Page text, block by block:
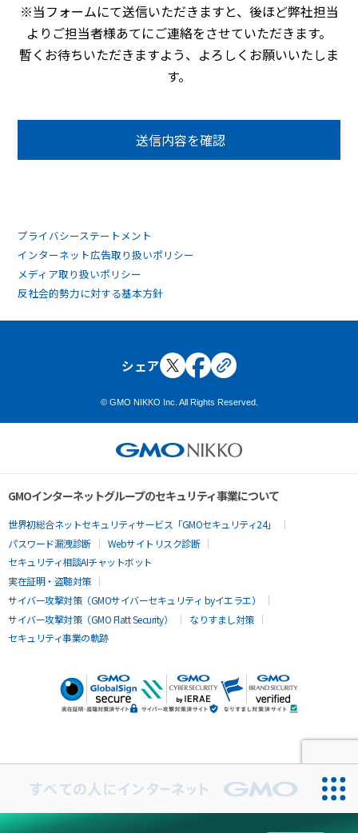
当社は事業運営上、前項利用目的の範囲に限って個
人情報を外部に委託することがあります。この場合、
個人情報保護水準の高い委託先を選定し、個人情報の
適正管理・機密保持についての契約を交わし、適切な
てご自身の個人情報の開示等（利用目的の通知、開
的な期間内に対応いたします。
【お問合せ窓口】
GMO NIKKO株式会社 個人情報問合せ窓口
〒150-0043 東京都渋谷区道玄坂1-2-3渋谷フクラス
6. 個人情報を提供されることの任意性について
ない場合、適切な対応ができない場合があります。
7. ご本人が容易に認識できない方法による取得及び暗
キー（Cookies）を使用することがあります。Cookie
は、お客さまが当社のサイトに再度訪問された際、よ
り便利に当サイトを閲覧していただくためのものであ
り、お客さま個人を特定する情報を取得するものでは
ありません。
※当フォームにて送信いただきますと、後ほど弊社担当
よりご担当者様あてにご連絡をさせていただきます。
暫くお待ちいただきますよう、よろしくお願いいたしま
す。
プライバシーステートメント
インターネット広告取り扱いポリシー
メディア取り扱いポリシー
反社会的勢力に対する基本方針
シェア
© GMO NIKKO Inc. All Rights Reserved.
GMOインターネットグループのセキュリティ事業について
世界初総合ネットセキュリティサービス「GMOセキュリティ24」
パスワード漏洩診断
Webサイトリスク診断
セキュリティ相談AIチャットボット
実在証明・盗聴対策
サイバー攻撃対策（GMOサイバーセキュリティ byイエラエ）
サイバー攻撃対策（GMO Flatt Security）
なりすまし対策
セキュリティ事業の軌跡